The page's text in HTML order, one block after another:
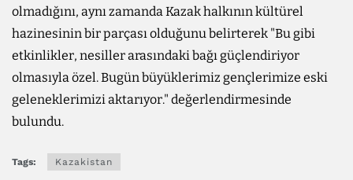
olmadığını, aynı zamanda Kazak halkının kültürel
hazinesinin bir parçası olduğunu belirterek "Bu gibi
etkinlikler, nesiller arasındaki bağı güçlendiriyor
olmasıyla özel. Bugün büyüklerimiz gençlerimize eski
geleneklerimizi aktarıyor." değerlendirmesinde
bulundu.
Tags: Kazakistan